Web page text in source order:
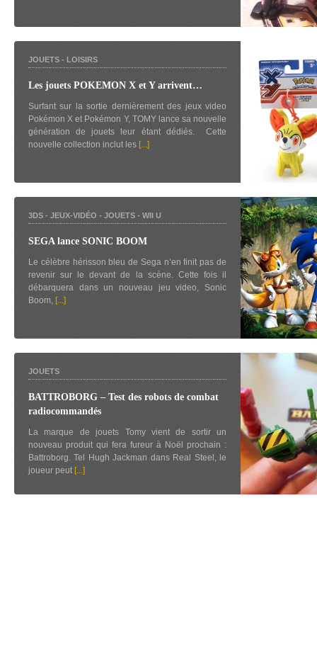
JOUETS - LOISIRS
Les jouets POKEMON X et Y arrivent…
Surfant sur la sortie dernièrement des jeux video
Pokémon X et Pokémon Y, TOMY lance sa nouvelle
génération de jouets leur étant dédiés. Cette
nouvelle collection inclut les [...]
3DS - JEUX-VIDÉO - JOUETS - WII U
SEGA lance SONIC BOOM
Le célèbre hérisson bleu de Sega n’en finit pas de
revenir sur le devant de la scène. Cette fois il
débarquera dans un nouveau jeu video, Sonic
Boom, [...]
JOUETS
BATTROBORG – Test des robots de combat
radiocommandés
La marque de jouets Tomy vient de sortir un
nouveau produit qui fera fureur à Noël prochain :
Battroborg. Tel Hugh Jackman dans Real Steel, le
joueur peut [...]